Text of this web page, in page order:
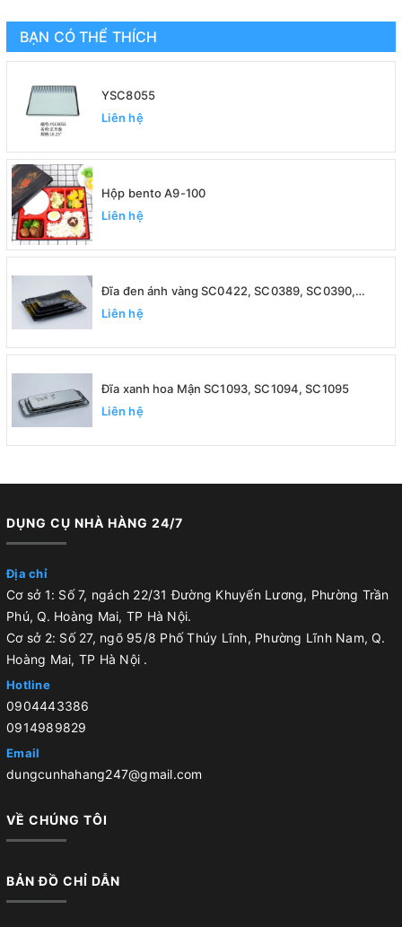
BẠN CÓ THỂ THÍCH
YSC8055
Liên hệ
Hộp bento A9-100
Liên hệ
Đĩa đen ánh vàng SC0422, SC0389, SC0390,
SC0391
Liên hệ
Đĩa xanh hoa Mận SC1093, SC1094, SC1095
Liên hệ
DỤNG CỤ NHÀ HÀNG 24/7
Địa chỉ
Cơ sở 1: Số 7, ngách 22/31 Đường Khuyến Lương, Phường Trần
Phú, Q. Hoàng Mai, TP Hà Nội.
Cơ sở 2: Số 27, ngõ 95/8 Phố Thúy Lĩnh, Phường Lĩnh Nam, Q.
Hoàng Mai, TP Hà Nội .
Hotline
0904443386
0914989829
Email
dungcunhahang247@gmail.com
VỀ CHÚNG TÔI
BẢN ĐỒ CHỈ DẪN